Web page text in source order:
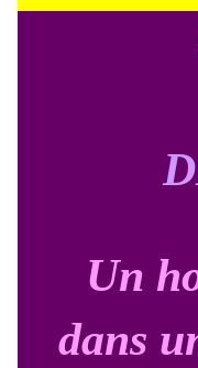
Un
dans